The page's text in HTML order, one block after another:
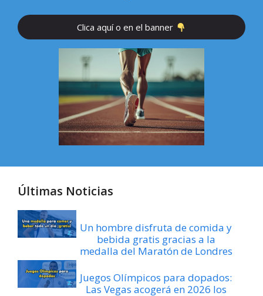
Clica aquí o en el banner
Últimas Noticias
Un hombre disfruta de comida y
bebida gratis gracias a la
medalla del Maratón de Londres
Juegos Olímpicos para dopados:
Las Vegas acogerá en 2026 los